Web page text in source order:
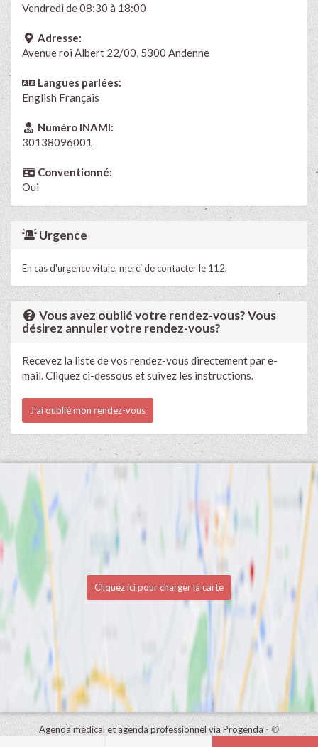
Vendredi de 08:30 à 18:00
Adresse:
Avenue roi Albert 22/00, 5300 Andenne
Langues parlées:
English Français
Numéro INAMI:
30138096001
Conventionné:
Oui
Urgence
En cas d'urgence vitale, merci de contacter le 112.
Vous avez oublié votre rendez-vous? Vous
désirez annuler votre rendez-vous?
Recevez la liste de vos rendez-vous directement par e-
mail. Cliquez ci-dessous et suivez les instructions.
J'ai oublié mon rendez-vous
Cliquez ici pour charger la carte
Agenda médical et agenda professionnel via Progenda- ©